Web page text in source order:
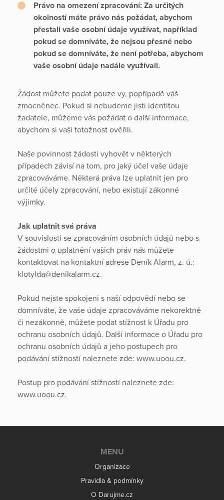
Právo na omezení zpracování: Za určitých
okolností máte právo nás požádat, abychom
přestali vaše osobní údaje využívat, například
pokud se domníváte, že nejsou přesné nebo
pokud se domníváte, že není potřeba, abychom
vaše osobní údaje nadále využívali.
Žádost můžete podat pouze vy, popřípadě váš
zmocněnec. Pokud si nebudeme jisti identitou
žadatele, můžeme vás požádat o další informace,
abychom si vaši totožnost ověřili.
Naše povinnost žádosti vyhovět v některých
případech závisí na tom, pro jaký účel vaše údaje
zpracováváme. Některá práva lze uplatnit jen pro
určité účely zpracování, nebo existují zákonné
výjimky.
Jak uplatnit svá práva
V souvislosti se zpracováním osobních údajů nebo s
žádostmi o uplatnění vašich práv nás můžete
kontaktovat na kontaktní adrese Deník Alarm, z. ú.:
klotylda@denikalarm.cz.
Pokud nejste spokojeni s naší odpovědí nebo se
domníváte, že vaše údaje zpracováváme nekorektně
či nezákonně, můžete podat stížnost k Úřadu pro
ochranu osobních údajů. Další informace o Úřadu pro
ochranu osobních údajů a jeho postupech pro
podávání stížností naleznete zde: www.uoou.cz.
Postup pro podávání stížností naleznete zde:
www.uoou.cz.
MENU
Organizace
Pravidla & podmínky
O Darujme.cz